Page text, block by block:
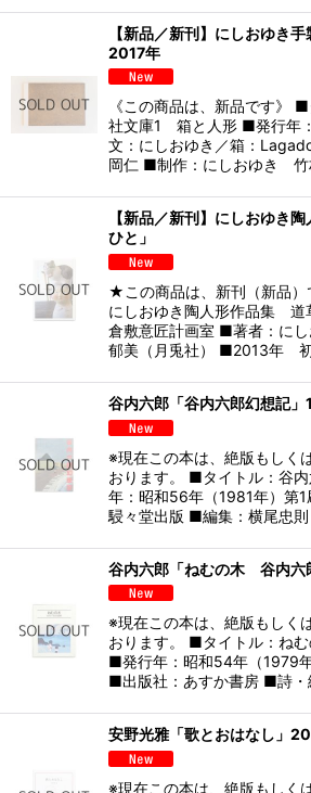
【新品／新刊】にしおゆき手
2017年
《この商品は、新品です》
社文庫1 箱と人形 ■発行年
文：にしおゆき／箱：
岡仁 ■制作：にしおゆき
【新品／新刊】にしおゆき
ひと」
★この商品は、新刊（新品
にしおゆき陶人形作品集 道
倉敷意匠計画室 ■著者：に
郁美（月兎社） ■2013年
谷内六郎「谷内六郎幻想記」
※現在この本は、絶版もしく
おります。 ■タイトル：谷
年：昭和56年（1981年）第1
駸々堂出版 ■編集：横尾忠
谷内六郎「ねむの木 谷内六
※現在この本は、絶版もしく
おります。 ■タイトル：ね
■発行年：昭和54年（1979
■出版社：あすか書房 ■詩
安野光雅「歌とおはなし」
※現在この本は、絶版もしく